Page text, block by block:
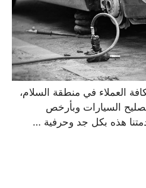
العملاء في منطقة السلام،
السيارات وبأرخص
هذه بكل جد وحرفية …